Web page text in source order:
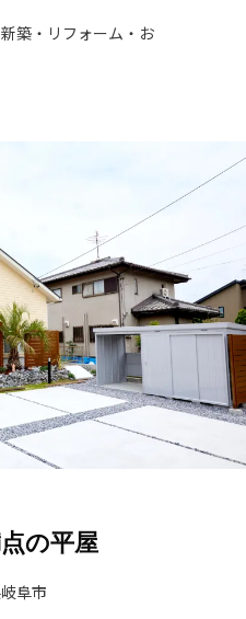
築・リフォーム・お
の平屋
阜市